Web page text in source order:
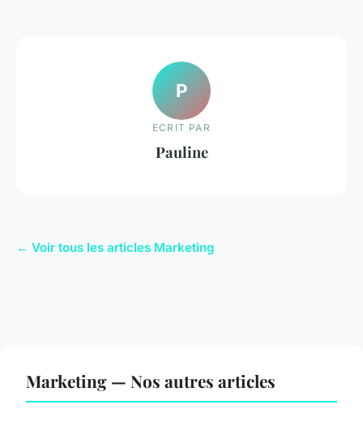
P
ECRIT PAR
Pauline
← Voir tous les articles Marketing
Marketing — Nos autres articles